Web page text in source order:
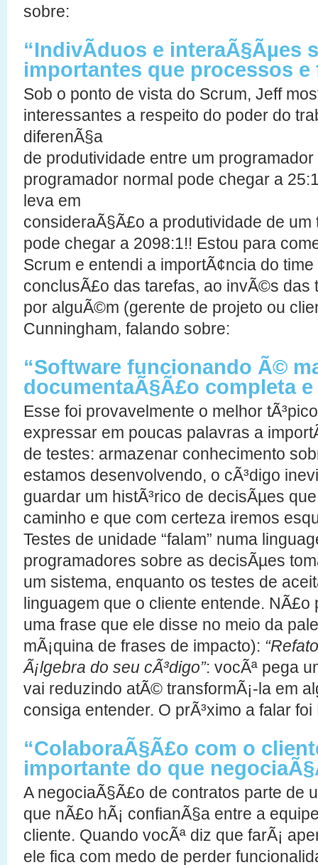
sobre:
“IndivÃ­duos e interaÃ§Ãµes
importantes que processos e
Sob o ponto de vista do Scrum, Jeff
interessantes a respeito do poder do
diferenÃ§a
de produtividade entre um
programador normal pode chegar a
leva em
consideraÃ§Ã£o a produtividade de
pode chegar a 2098:1!! Estou para
Scrum e entendi a importÃ¢ncia do
conclusÃ£o das tarefas, ao invÃ©s das
por alguÃ©m (gerente de projeto ou
Cunningham, falando sobre:
“Software funcionando Ã©
documentaÃ§Ã£o completa
Esse foi provavelmente o melhor
expressar em poucas palavras a
de testes: armazenar conhecimento
estamos desenvolvendo, o cÃ³digo
guardar um histÃ³rico de decisÃµes
caminho e que com certeza iremos
Testes de unidade “falam” numa
programadores sobre as decisÃµes
um sistema, enquanto os testes de
linguagem que o cliente entende.
uma frase que ele disse no meio da
mÃ¡quina de frases de impacto):
Ã¡lgebra do seu cÃ³digo”: vocÃª pega
vai reduzindo atÃ© transformÃ¡-la em
consiga entender. O prÃ³ximo a falar
“ColaboraÃ§Ã£o com o
importante do que
A negociaÃ§Ã£o de contratos parte de
que nÃ£o hÃ¡ confianÃ§a entre a
cliente. Quando vocÃª diz que farÃ¡
ele fica com medo de perder